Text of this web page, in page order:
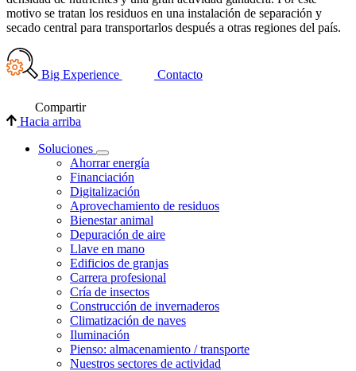
motivo se tratan los residuos en una instalación de separación y
secado central para transportarlos después a otras regiones del país.
Big Experience Contacto
Compartir
Hacia arriba
Soluciones
Ahorrar energía
Financiación
Digitalización
Aprovechamiento de residuos
Bienestar animal
Depuración de aire
Llave en mano
Edificios de granjas
Carrera profesional
Cría de insectos
Construcción de invernaderos
Climatización de naves
Iluminación
Pienso: almacenamiento / transporte
Nuestros sectores de actividad